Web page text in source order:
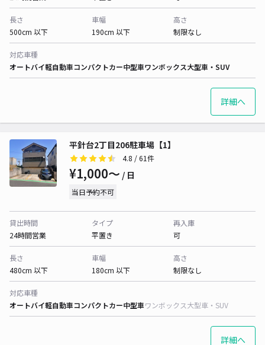
長さ
500cm 以下
車幅
190cm 以下
高さ
制限なし
対応車種
オートバイ軽自動車コンパクトカー中型車ワンボックス大型車・SUV
詳細へ
平針台2丁目206駐車場【1】
4.8 / 61件
¥1,000〜 / 日
当日予約不可
貸出時間
24時間営業
タイプ
平置き
再入庫
可
長さ
480cm 以下
車幅
180cm 以下
高さ
制限なし
対応車種
オートバイ軽自動車コンパクトカー中型車ワンボックス大型車・SUV
詳細へ